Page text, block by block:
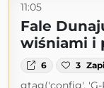
11:05
Fale
wiśniami i
6 3
gtag('config', 'G-